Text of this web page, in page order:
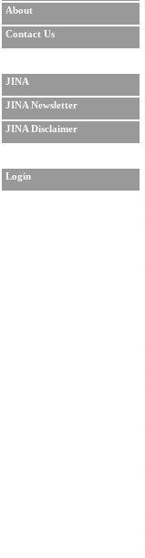
About
Contact Us
JINA
JINA Newsletter
JINA Disclaimer
Login